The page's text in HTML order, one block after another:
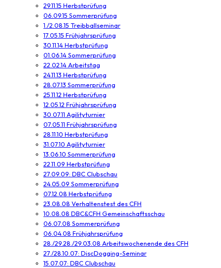
29.11.15 Herbstprüfung
06.09.15 Sommerprüfung
1./2.08.15 Treibballseminar
17.05.15 Frühjahrsprüfung
30.11.14 Herbstprüfung
01.06.14 Sommerprüfung
22.02.14 Arbeitstag
24.11.13 Herbstprüfung
28.07.13 Sommerprüfung
25.11.12 Herbstprüfung
12.05.12 Frühjahrsprüfung
30.07.11 Agilityturnier
07.05.11 Frühjahrsprüfung
28.11.10 Herbstprüfung
31.07.10 Agilityturnier
13.06.10 Sommerprüfung
22.11.09 Herbstprüfung
27.09.09: DBC Clubschau
24.05.09 Sommerprüfung
07.12.08 Herbstprüfung
23.08.08 Verhaltenstest des CFH
10.08.08 DBC&CFH Gemeinschaftsschau
06.07.08 Sommerprüfung
06.04.08 Frühjahrsprüfung
28./29.28./29.03.08 Arbeitswochenende des CFH
27./28.10.07: DiscDogging-Seminar
15.07.07: DBC Clubschau